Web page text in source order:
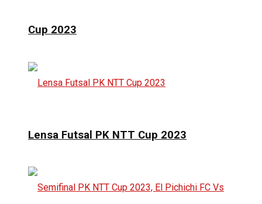
Cup 2023
Lensa Futsal PK NTT Cup 2023